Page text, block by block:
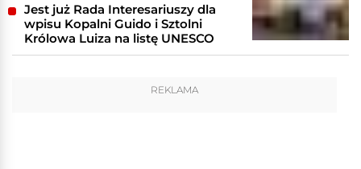
Jest już Rada Interesariuszy dla
wpisu Kopalni Guido i Sztolni
Królowa Luiza na listę UNESCO
REKLAMA